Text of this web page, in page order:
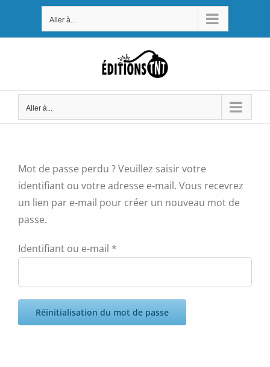
contenu
Aller à...
Aller à...
Mot de passe perdu ? Veuillez saisir votre
identifiant ou votre adresse e-mail. Vous recevrez
un lien par e-mail pour créer un nouveau mot de
passe.
Identifiant ou e-mail *
Réinitialisation du mot de passe